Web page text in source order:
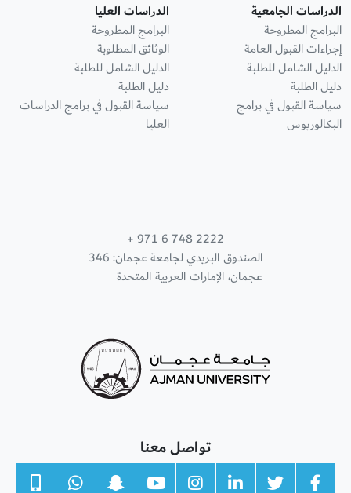
الدراسات الجامعية
البرامج المطروحة
إجراءات القبول العامة
الدليل الشامل للطلبة
دليل الطلبة
سياسة القبول في برامج
البكالوريوس
الدراسات العليا
البرامج المطروحة
الوثائق المطلوبة
الدليل الشامل للطلبة
دليل الطلبة
سياسة القبول في برامج الدراسات
العليا
+ 971 6 748 2222
الصندوق البريدي لجامعة عجمان: 346
عجمان، الإمارات العربية المتحدة
تواصل معنا